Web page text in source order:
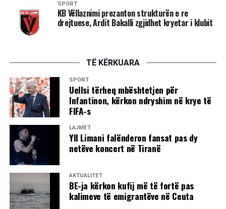
SPORT
KB Vëllaznimi prezanton strukturën e re
drejtuese, Ardit Bakalli zgjidhet kryetar i klubit
TË KËRKUARA
SPORT
Uellsi tërheq mbështetjen për
Infantinon, kërkon ndryshim në krye të
FIFA-s
LAJMET
Yll Limani falënderon fansat pas dy
netëve koncert në Tiranë
AKTUALITET
BE-ja kërkon kufij më të fortë pas
kalimeve të emigrantëve në Ceuta